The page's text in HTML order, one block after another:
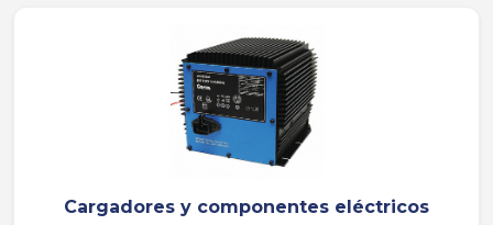
Cargadores y componentes eléctricos